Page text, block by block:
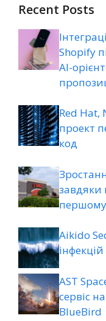
Recent Posts
Shopify
AI-
Red Hat,
проект
код
завдяки
першому
Aikido
AST
сервіс
BlueBird